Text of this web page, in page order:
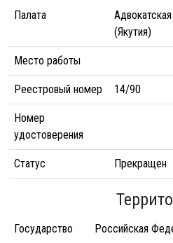
Палата
(Якутия)
Место работы
Реестровый номер 14/90
Номер
удостоверения
Статус Прекращен
Государство Российская